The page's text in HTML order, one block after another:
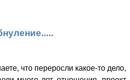
что переросли какое-то дело,